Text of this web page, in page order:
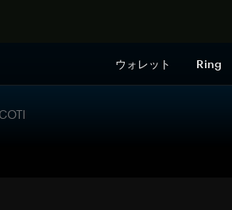
ウォレット Ring
COTI